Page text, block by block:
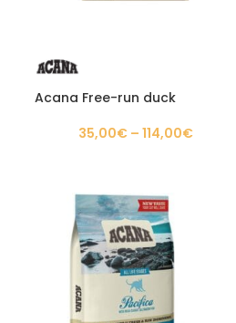
Acana Free-run duck
35,00€ – 114,00€